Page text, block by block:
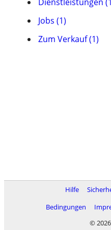
Jobs (1)
Zum Verkauf (1)
Hilfe
Bedingungen
©